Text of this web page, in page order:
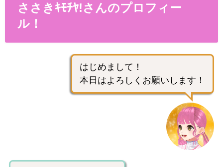
ささきｷﾓﾁﾔ!さんのプロフィー
ル！
はじめまして！
本日はよろしくお願いします！